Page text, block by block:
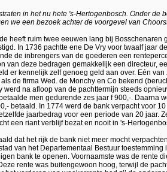
in het nu hete 's-Hertogenbosch. Onder de
we een bezoek achter de voorgevel van
heeft ruim twee eeuwen lang bij
In 1736 pachtte ene De Vry voor twaalf jaar
de inbrengers van de goederen een
van deze bedragen gemakkelijk een directeur,
er kennelijk zelf genoeg geld aan over. Eén
de firma Wed. de Monchy en Co bekend
werd na afloop van de pachttermijn steeds
men gedurende zes jaar f 900,-. Daarna
betaald. In 1774 werd de bank verpacht voor
jaarbedrag voor een periode van 20 jaar.
een riant verblijf bezat en nooit in 's-
dat het rijk de bank niet meer mocht
van het Departementaal Bestuur
bank te openen. Voornaamste was de rente
rente was buitengewoon hoog, terwijl de